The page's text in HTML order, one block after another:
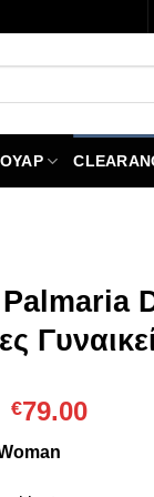
Original
was:
€99.90.
€79.00Η